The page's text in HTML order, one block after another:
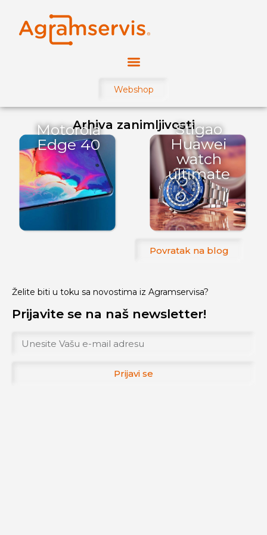
Webshop
Arhiva zanimljivosti
Motorola
Edge 40
Stigao
Huawei
watch
ultimate
Povratak na blog
Želite biti u toku sa novostima iz Agramservisa?
Prijavite se na naš newsletter!
Prijavi se